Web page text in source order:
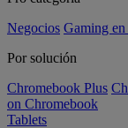
Negocios Gaming
Por solución
Chromebook Plus
on Chromebook
Tablets